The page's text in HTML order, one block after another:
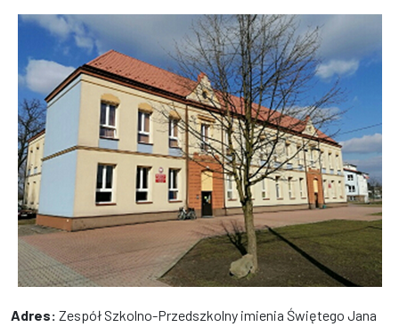
Adres: Zespół Szkolno-Przedszkolny imienia Świętego Jana